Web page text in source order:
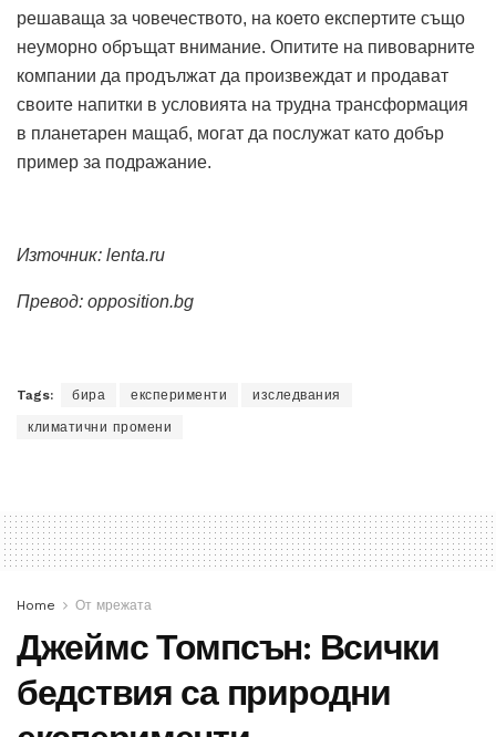
решаваща за човечеството, на което експертите също
неуморно обръщат внимание. Опитите на пивоварните
компании да продължат да произвеждат и продават
своите напитки в условията на трудна трансформация
в планетарен мащаб, могат да послужат като добър
пример за подражание.
Източник: lenta.ru
Превод: opposition.bg
Tags: бира експерименти изследвания
климатични промени
Home От мрежата
Джеймс Томпсън: Всички
бедствия са природни